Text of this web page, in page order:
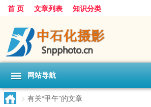
首 页 文章列表 知识分类
网站导航
> 有关“甲午”的文章